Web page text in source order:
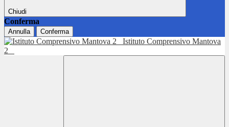
Chiudi
Conferma
Annulla Conferma
Istituto Comprensivo Mantova
2